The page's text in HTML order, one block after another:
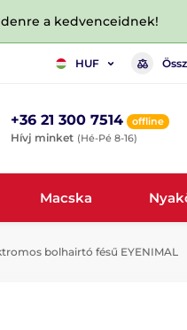
a kedvenceidnek!
HUF
+36 21 300 7514 offline
Hívj minket (Hé-Pé 8-16)
Macska
bolhairtó fésű EYENIMAL